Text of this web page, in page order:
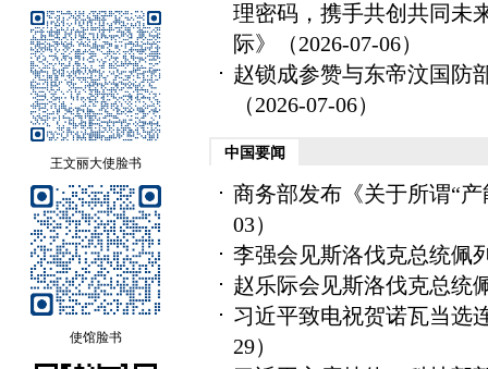
王文丽大使脸书
使馆脸书
理密码，携手共创共同
际》
（2026-07-06）
赵锁成参赞与东帝汶国防
（2026-07-06）
中国要闻
商务部发布《关于所谓“
03）
李强会见斯洛伐克总统佩
赵乐际会见斯洛伐克总统
习近平致电祝贺诺瓦当选
29）